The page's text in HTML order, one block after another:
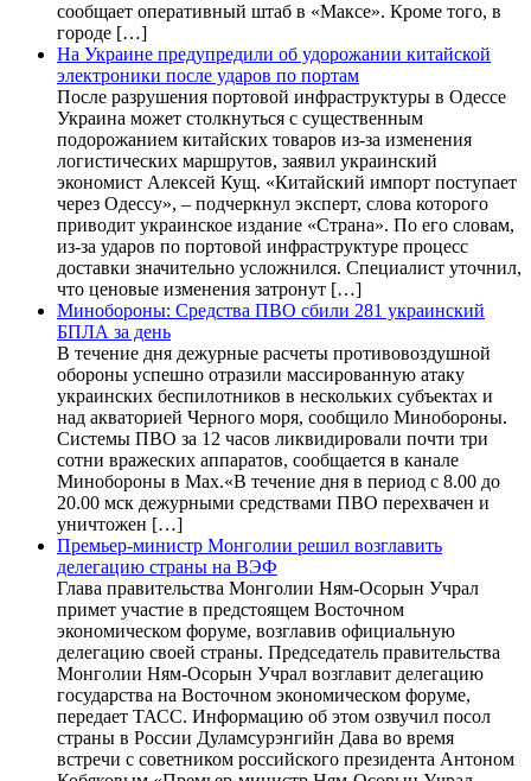
сообщает оперативный штаб в «Максе». Кроме того, в
городе […]
На Украине предупредили об удорожании китайской
электроники после ударов по портам
После разрушения портовой инфраструктуры в Одессе
Украина может столкнуться с существенным
подорожанием китайских товаров из-за изменения
логистических маршрутов, заявил украинский
экономист Алексей Кущ. «Китайский импорт поступает
через Одессу», – подчеркнул эксперт, слова которого
приводит украинское издание «Страна». По его словам,
из-за ударов по портовой инфраструктуре процесс
доставки значительно усложнился. Специалист уточнил,
что ценовые изменения затронут […]
Минобороны: Средства ПВО сбили 281 украинский
БПЛА за день
В течение дня дежурные расчеты противовоздушной
обороны успешно отразили массированную атаку
украинских беспилотников в нескольких субъектах и
над акваторией Черного моря, сообщило Минобороны.
Системы ПВО за 12 часов ликвидировали почти три
сотни вражеских аппаратов, сообщается в канале
Минобороны в Max.«В течение дня в период с 8.00 до
20.00 мск дежурными средствами ПВО перехвачен и
уничтожен […]
Премьер-министр Монголии решил возглавить
делегацию страны на ВЭФ
Глава правительства Монголии Ням-Осорын Учрал
примет участие в предстоящем Восточном
экономическом форуме, возглавив официальную
делегацию своей страны. Председатель правительства
Монголии Ням-Осорын Учрал возглавит делегацию
государства на Восточном экономическом форуме,
передает ТАСС. Информацию об этом озвучил посол
страны в России Дуламсурэнгийн Дава во время
встречи с советником российского президента Антоном